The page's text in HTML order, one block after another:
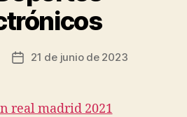
Fecha
entrada
21 de junio de 2023